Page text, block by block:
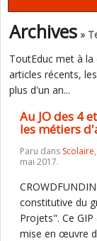
Archives »
ToutEduc met à
articles récents,
plus d'un an...
Au JO des 4
les métiers
Paru dans Scolaire,
mai 2017.
constitutive du
Projets". Ce
mise en œuvre